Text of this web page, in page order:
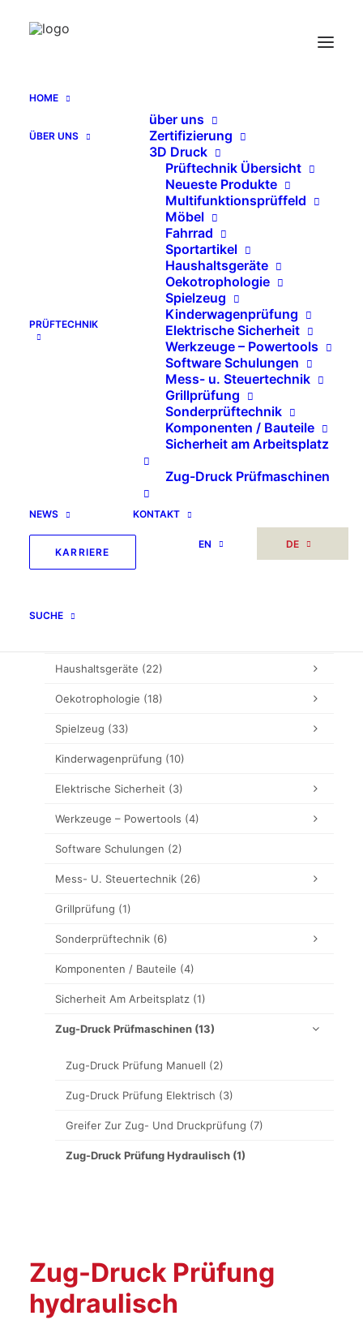
HOME
ÜBER UNS
über uns
Zertifizierung
3D Druck
PRÜFTECHNIK
Prüftechnik Übersicht
Neueste Produkte
Multifunktionsprüffeld
Möbel
Fahrrad
Sportartikel
Haushaltsgeräte
Oekotrophologie
Spielzeug
Kinderwagenprüfung
Elektrische Sicherheit
Werkzeuge – Powertools
Software Schulungen
Mess- u. Steuertechnik
Grillprüfung
Sonderprüftechnik
Komponenten / Bauteile
Sicherheit am Arbeitsplatz
Zug-Druck Prüfmaschinen
NEWS KONTAKT
KARRIERE
EN DE
SUCHE
Send Catalog (PDF)
   KATALOG EN (PDF)
Prüftechnik (307)
Multifunktionsprüffeld
Haushaltsgeräte (22)
Oekotrophologie (18)
Spielzeug (33)
Kinderwagenprüfung (10)
Elektrische Sicherheit (3)
Werkzeuge – Powertools (4)
Software Schulungen (2)
Mess- U. Steuertechnik (26)
Grillprüfung (1)
Sonderprüftechnik (6)
Komponenten / Bauteile (4)
Sicherheit Am Arbeitsplatz (1)
Zug-Druck Prüfmaschinen (13)
Zug-Druck Prüfung Manuell (2)
Zug-Druck Prüfung Elektrisch (3)
Greifer Zur Zug- Und Druckprüfung (7)
Zug-Druck Prüfung Hydraulisch (1)
Zug-Druck Prüfung
hydraulisch